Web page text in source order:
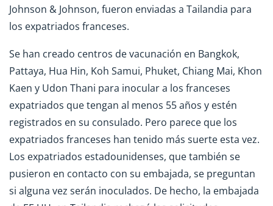
Johnson & Johnson, fueron enviadas a Tailandia para
los expatriados franceses.
Se han creado centros de vacunación en Bangkok,
Pattaya, Hua Hin, Koh Samui, Phuket, Chiang Mai, Khon
Kaen y Udon Thani para inocular a los franceses
expatriados que tengan al menos 55 años y estén
registrados en su consulado. Pero parece que los
expatriados franceses han tenido más suerte esta vez.
Los expatriados estadounidenses, que también se
pusieron en contacto con su embajada, se preguntan
si alguna vez serán inoculados. De hecho, la embajada